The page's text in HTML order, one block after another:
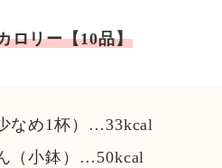
ロリー【10品】
なめ1杯）…33kcal
（小鉢）…50kcal